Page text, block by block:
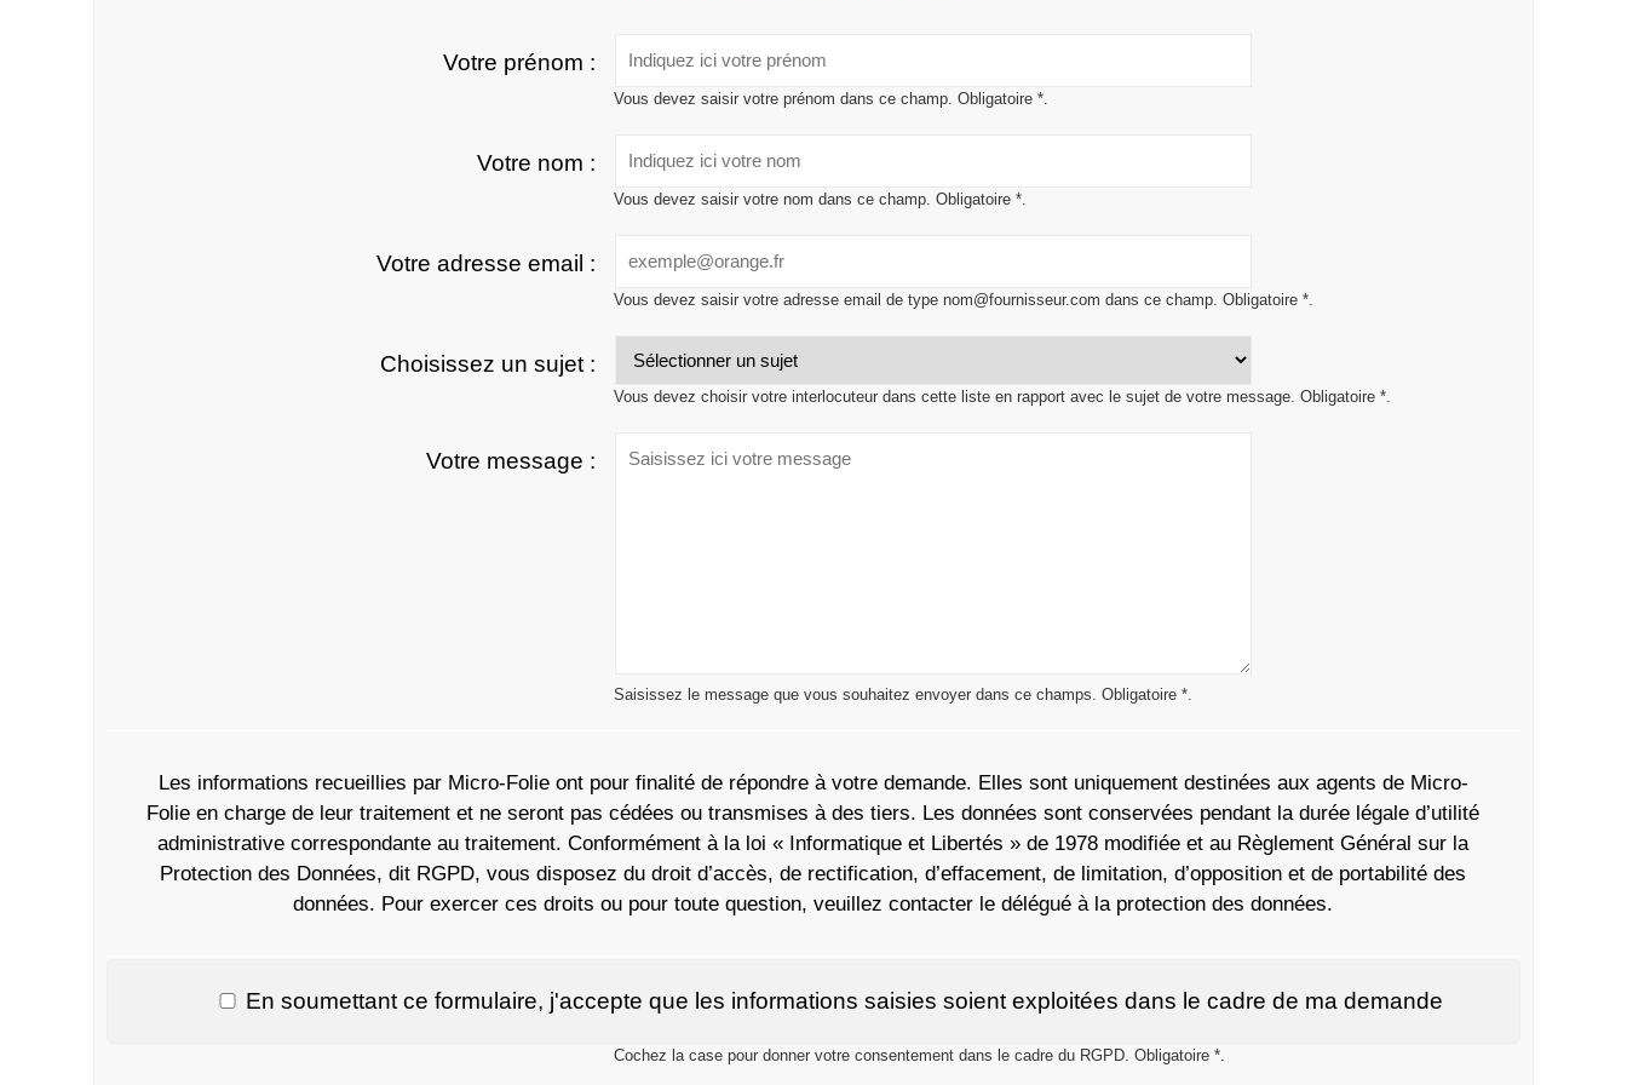
Votre prénom :
Vous devez saisir votre prénom dans ce champ. Obligatoire *.
Votre nom :
Vous devez saisir votre nom dans ce champ. Obligatoire *.
Votre adresse email :
Vous devez saisir votre adresse email de type nom@fournisseur.com dans ce champ. Obligatoire *.
Choisissez un sujet :
Vous devez choisir votre interlocuteur dans cette liste en rapport avec le sujet de votre message. Obligatoire *.
Votre message :
Saisissez le message que vous souhaitez envoyer dans ce champs. Obligatoire *.
Les informations recueillies par Micro-Folie ont pour finalité de répondre à votre demande. Elles sont uniquement destinées aux agents de Micro-
Folie en charge de leur traitement et ne seront pas cédées ou transmises à des tiers. Les données sont conservées pendant la durée légale d’utilité
administrative correspondante au traitement. Conformément à la loi « Informatique et Libertés » de 1978 modifiée et au Règlement Général sur la
Protection des Données, dit RGPD, vous disposez du droit d’accès, de rectification, d’effacement, de limitation, d’opposition et de portabilité des
données. Pour exercer ces droits ou pour toute question, veuillez contacter le délégué à la protection des données.
En soumettant ce formulaire, j'accepte que les informations saisies soient exploitées dans le cadre de ma demande
Cochez la case pour donner votre consentement dans le cadre du RGPD. Obligatoire *.